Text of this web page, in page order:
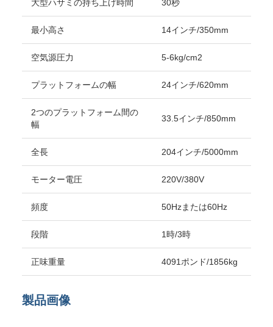
大型ハサミの持ち上げ時間 30秒
最小高さ 14インチ/350mm
空気源圧力 5-6kg/cm2
プラットフォームの幅 24インチ/620mm
2つのプラットフォーム間の
幅
33.5インチ/850mm
全長 204インチ/5000mm
モーター電圧 220V/380V
頻度 50Hzまたは60Hz
段階 1時/3時
正味重量 4091ポンド/1856kg
製品画像